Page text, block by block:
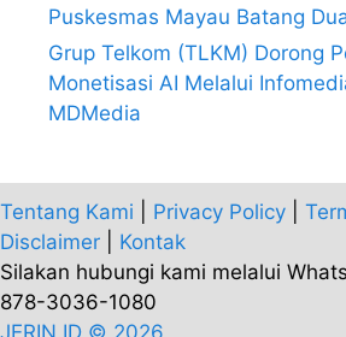
Puskesmas Mayau Batang
Grup Telkom (TLKM) Dorong
Monetisasi AI Melalui
MDMedia
Tentang Kami Privacy Policy
Disclaimer
Kontak
Silakan hubungi kami melalui
878-3036-1080
JERIN.ID © 2026